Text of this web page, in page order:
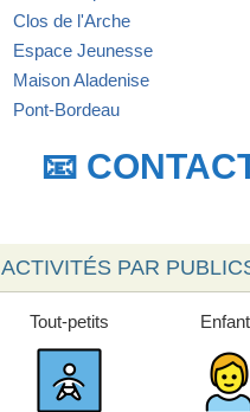
Clos de l'Arche
Espace Jeunesse
Maison Aladenise
Pont-Bordeau
📧
ACTIVITÉS PAR
Tout-petits